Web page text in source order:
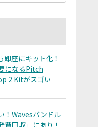
即座にキット化！
になるPitch
2 Kitがスゴい
！Wavesバンドル
費回収」にあり！